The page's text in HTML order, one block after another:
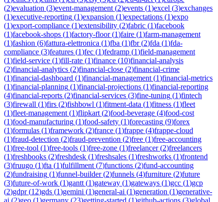
(2)evaluation (3)event-management (2)events (1)excel (3)exchanges
(1)executive-reporting (1)expansion (1)expectations (1)expo
(1)export-compliance (1)extensibility (2)fabric (1)facebook
(1)facebook-shops (1)factory-floor(1)faire (1)farm-management
(1)fashion (6)fattura-elettronica (1)fba (1)fbr(2)fda (1)fda-
compliance (3)features (1)fec (1)fedramp (1)field-management
(1)field-service (1)fill-rate (1)finance (10)financial-analysis
(2)financial-analytics (2)financial-close (2)financial-crime
(1)financial-dashboard (1)financial-management (1)financial-metrics
(1)financial-planning (1)financial-projections (1)financial-reporting
(4)financial-reports (2)financial-services (3)fine-tuning (1)fintech
(3)firewall (1)firs (2)fishbowl (1)fitment-data (1)fitness (1)fleet
(1)fleet-management (1)flipkart (2)food-beverage (4)food-cost
(1)food-manufacturing (1)food-safety (1)forecasting (9)forex
(1)formulas (1)framework (2)france (1)frappe (4)frappe-cloud
(1)fraud-detection (2)fraud-prevention (2)free (1)free-accounting
(1)free-tool (1)free-tools (1)free-zone (1)freelancer(2)freelancers
(1)freshbooks (2)freshdesk (1)freshsales (1)freshworks (1)frontend
(3)fruugo (1)fta (1)fulfillment (7)functions (2)fund-accounting
(2)fundraising (1)funnel-builder(2)funnels (4)furniture (2)future
(3)future-of-work (1)gantt (1)gateway (1)gateways (1)gcc (1)gcp
(2)gdpr(12)gds (1)gemini (1)general-ai (1)generation (1)generative-
ai (2)geo (1)germany (23)getting-started (1)github-actions (3)global